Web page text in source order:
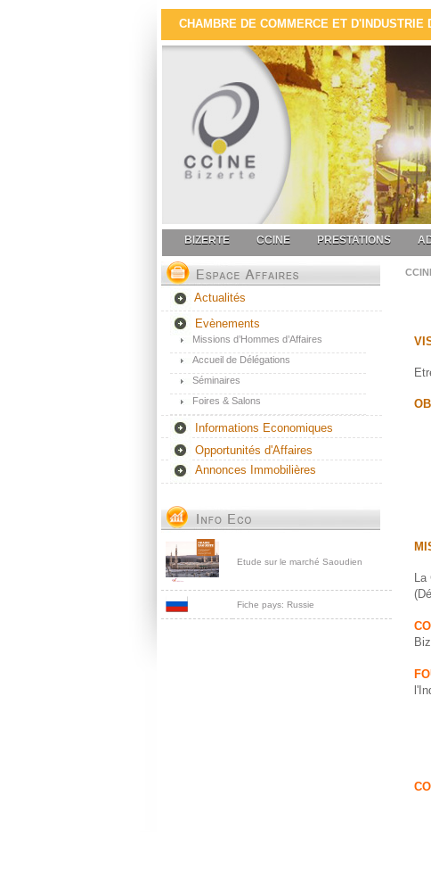
CHAMBRE DE COMMERCE ET D'INDUSTRIE
BIZERTE CCINE PRESTATIONS
Actualités
Evènements
Missions d’Hommes d’Affaires
Accueil de Délégations
Séminaires
Foires & Salons
Informations Economiques
Opportunités d'Affaires
Annonces Immobilières
Etude sur le marché Saoudien
Fiche pays: Russie
La